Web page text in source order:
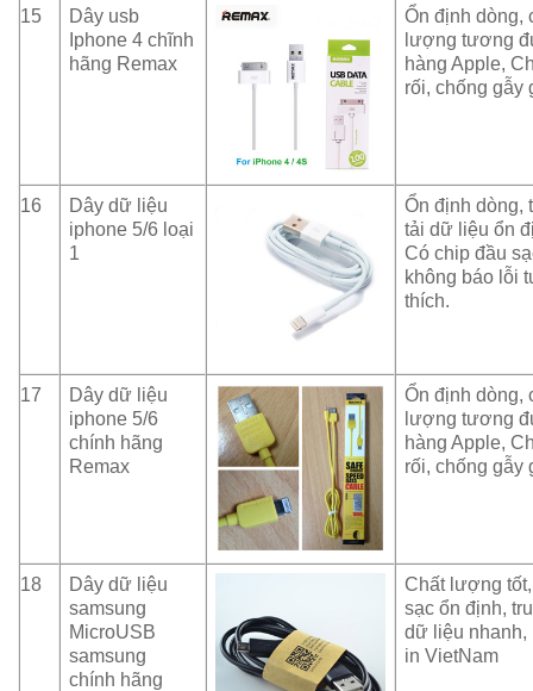
15
Dây usb
Iphone 4 chĩnh
hãng Remax
Ổn định dòng,
lượng tương
hàng Apple,
rối, chống gẫy
16
Dây dữ liệu
iphone 5/6 loại
1
Ổn định dòng,
tải dữ liệu ổn
Có chip đầu
không báo lỗi
thích.
17
Dây dữ liệu
iphone 5/6
chính hãng
Remax
Ổn định dòng,
lượng tương
hàng Apple,
rối, chống gẫy
18
Dây dữ liệu
samsung
MicroUSB
samsung
chính hãng
Chất lượng
sạc ổn định,
dữ liệu nhanh,
in VietNam